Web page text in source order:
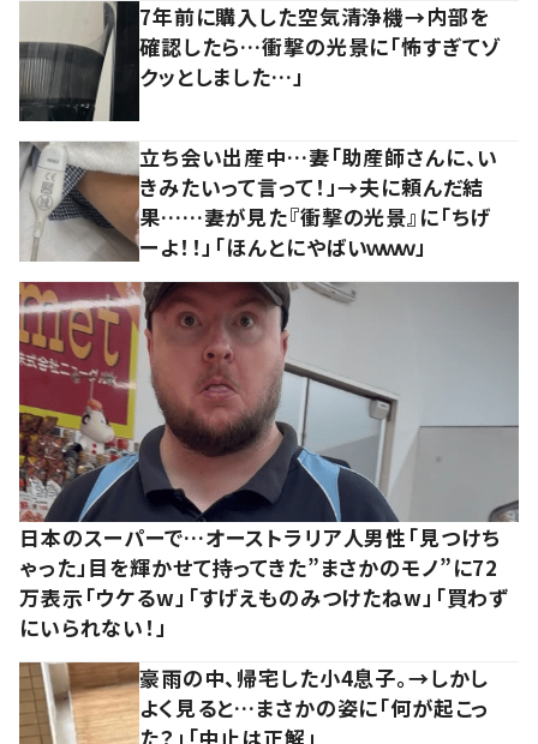
7年前に購入した空気清浄機→内部を
確認したら…衝撃の光景に「怖すぎてゾ
クッとしました…」
立ち会い出産中…妻「助産師さんに、い
きみたいって言って！」→夫に頼んだ結
果……妻が見た『衝撃の光景』に「ちげ
ーよ！！」「ほんとにやばいｗｗｗ」
日本のスーパーで…オーストラリア人男性「見つけち
ゃった」目を輝かせて持ってきた”まさかのモノ”に72
万表示「ウケるw」「すげえものみつけたねw」「買わず
にいられない！」
豪雨の中、帰宅した小4息子。→しかし
よく見ると…まさかの姿に「何が起こっ
た？」「中止は正解」